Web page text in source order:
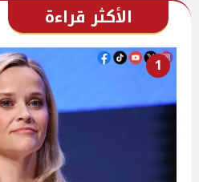
الأكثر قراءة
1